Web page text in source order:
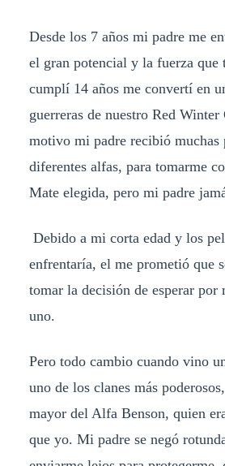
Desde los 7 años mi padre me
el gran potencial y la fuerza que
cumplí 14 años me convertí en
guerreras de nuestro Red Winter
motivo mi padre recibió muchas
diferentes alfas, para tomarme
Mate elegida, pero mi padre
Debido a mi corta edad y los
enfrentaría, el me prometió que
tomar la decisión de esperar
uno.
Pero todo cambio cuando vino
uno de los clanes más
mayor del Alfa Benson, quien
que yo. Mi padre se negó